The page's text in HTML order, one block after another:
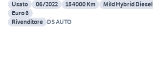
Usato
06/2022 154000 Km Mild Hybrid Diesel
Euro 6
Rivenditore DS AUTO